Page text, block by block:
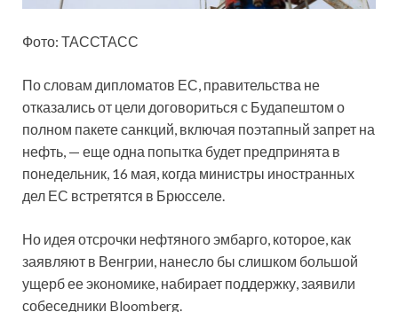
Фото: ТАССТАСС
По словам дипломатов ЕС, правительства не
отказались от цели договориться с Будапештом о
полном пакете санкций, включая поэтапный запрет на
нефть, — еще одна попытка будет предпринята в
понедельник, 16 мая, когда министры иностранных
дел ЕС встретятся в Брюсселе.
Но идея отсрочки нефтяного эмбарго, которое, как
заявляют в Венгрии, нанесло бы слишком большой
ущерб ее экономике, набирает поддержку, заявили
собеседники Bloomberg.